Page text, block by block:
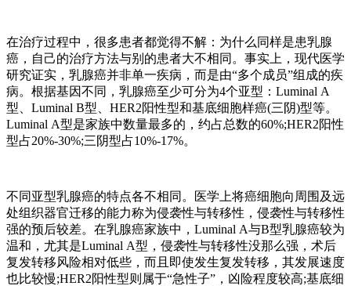
在治疗过程中，很多患者都觉得不解：为什么同样是患乳腺
癌，自己的治疗方法与别的患者大不相同。事实上，现代医学
研究证实，乳腺癌并非单一疾病，而是由“多个成员”组成的疾
病。根据基因不同，乳腺癌至少可分为4个亚型：Luminal A
型、Luminal B型、HER2阳性型和基底细胞样癌(三阴)型等。
Luminal A型是家族中数量最多的，约占总数的60%;HER2阳性
型占20%-30%;三阴型占10%-17%。
不同亚型乳腺癌的特点各不相同。医学上将癌细胞向周围及远
处组织器官迁移的能力称为侵袭性与转移性，侵袭性与转移性
强的预后较差。在乳腺癌家族中，Luminal A与B型乳腺癌较为
温和，尤其是Luminal A型，侵袭性与转移性没那么强，术后
复发转移风险相对低些，而且即使发生复发转移，其发展速度
也比较慢;HER2阳性型则属于“急性子”，凶险程度较高;基底细